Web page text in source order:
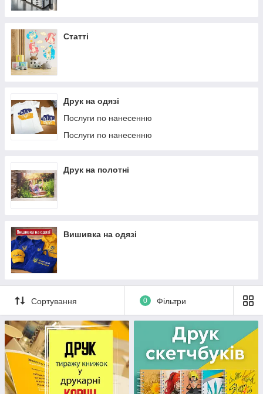
Статті
Друк на одязі
Послуги по нанесенню
Послуги по нанесенню
Друк на полотні
Вишивка на одязі
Сортування 0 Фільтри